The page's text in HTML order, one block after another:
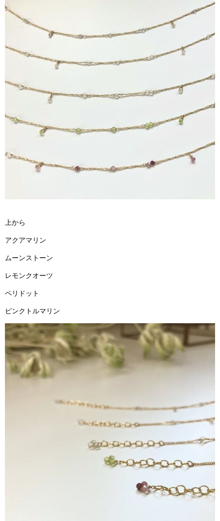
上から
アクアマリン
ムーンストーン
レモンクオーツ
ペリドット
ピンクトルマリン